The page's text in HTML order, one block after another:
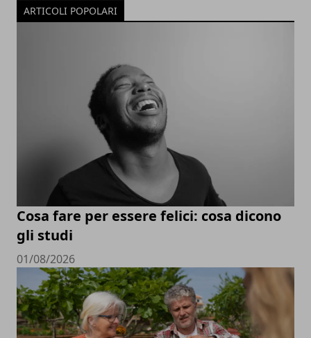
ARTICOLI POPOLARI
Cosa fare per essere felici: cosa dicono
gli studi
01/08/2026